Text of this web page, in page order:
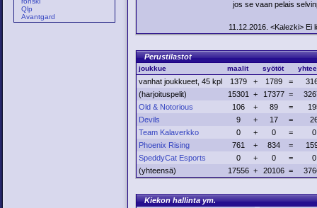
Qlp
Avantgard
jos se vaan pelais
11.12.2016. <Kalezki>
Perustilastot
joukkue maalit syötöt
vanhat joukkueet, 45 kpl 1379 + 1789 =
(harjoituspelit)
15301 + 17377 =
Old & Notorious
106 + 89 =
Devils
9 + 17 =
Team Kalaverkko
0 + 0 =
0
Phoenix Rising
761 + 834 =
SpeddyCat Esports
0 + 0 =
0
(yhteensä)
17556 + 20106 =
Kiekon hallinta ym.